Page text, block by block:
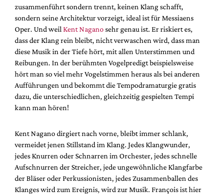
zusammenführt sondern trennt, keinen Klang schafft,
sondern seine Architektur vorzeigt, ideal ist für Messiaens
Oper. Und weil Kent Naganosehr genau ist. Er riskiert es,
dass der Klang rein bleibt, nicht verwaschen wird, dass man
diese Musik in der Tiefe hört, mit allen Unterstimmen und
Reibungen. In der berühmten Vogelpredigt beispielsweise
hört man so viel mehr Vogelstimmen heraus als bei anderen
Aufführungen und bekommt die Tempodramaturgie gratis
dazu, die unterschiedlichen, gleichzeitig gespielten Tempi
kann man hören!
Kent Nagano dirgiert nach vorne, bleibt immer schlank,
vermeidet jenen Stillstand im Klang. Jedes Klangwunder,
jedes Knurren oder Schnarren im Orchester, jedes schnelle
Aufschnurren der Streicher, jede ungewöhnliche Klangfarbe
der Bläser oder Perkussionisten, jedes Zusammenballen des
Klanges wird zum Ereignis, wird zur Musik. François ist hier